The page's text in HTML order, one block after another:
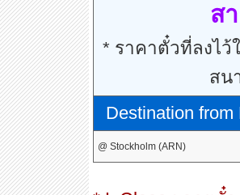
ส
* ราคาตั๋วที่ลงไว้
สน
Destination from
@ Stockholm (ARN)